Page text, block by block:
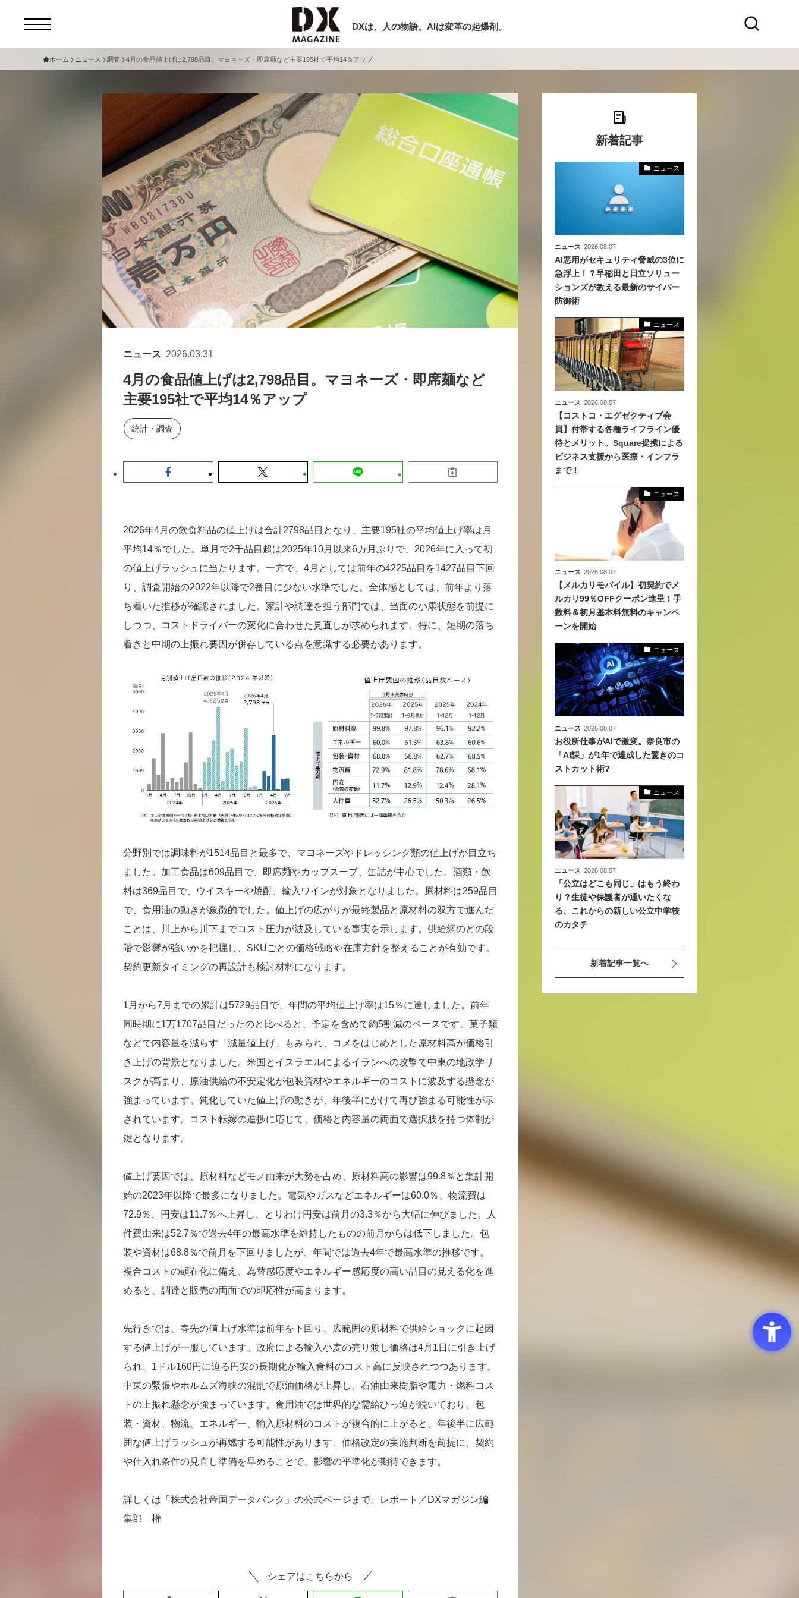
DXは、人の物語。AIは変革の起爆剤。
セミナー ニュース
サービスメニュー 日本オムニチャネル協会
サイトマップ
お問い合わせ
個人情報保護法について
運営会社
現在開催予定のセミナー
セミナー
DX「SouSou」に学ぶ資金調達・巻き込
みのリアル～
2026-06-10
セミナー
【9/30開催】AIで何でもできる時代に、
なぜ「DX人財」というキャリアが求めら
れるのか
ホーム ニュース 調査 4月の食品値上げは2,798品目。マヨネーズ・即席麺など主要195社で平均14％アップ
ニュース 2026.03.31
4月の食品値上げは2,798品目。マヨネーズ・即席麺など
主要195社で平均14％アップ
統計・調査
2026年4月の飲食料品の値上げは合計2798品目となり、主要195社の平均値上げ率は月
平均14％でした。単月で2千品目超は2025年10月以来6カ月ぶりで、2026年に入って初
の値上げラッシュに当たります。一方で、4月としては前年の4225品目を1427品目下回
り、調査開始の2022年以降で2番目に少ない水準でした。全体感としては、前年より落
ち着いた推移が確認されました。家計や調達を担う部門では、当面の小康状態を前提に
しつつ、コストドライバーの変化に合わせた見直しが求められます。特に、短期の落ち
着きと中期の上振れ要因が併存している点を意識する必要があります。
分野別では調味料が1514品目と最多で、マヨネーズやドレッシング類の値上げが目立ち
ました。加工食品は609品目で、即席麺やカップスープ、缶詰が中心でした。酒類・飲
料は369品目で、ウイスキーや焼酎、輸入ワインが対象となりました。原材料は259品目
で、食用油の動きが象徴的でした。値上げの広がりが最終製品と原材料の双方で進んだ
ことは、川上から川下までコスト圧力が波及している事実を示します。供給網のどの段
階で影響が強いかを把握し、SKUごとの価格戦略や在庫方針を整えることが有効です。
契約更新タイミングの再設計も検討材料になります。
1月から7月までの累計は5729品目で、年間の平均値上げ率は15％に達しました。前年
同時期に1万1707品目だったのと比べると、予定を含めて約5割減のペースです。菓子類
などで内容量を減らす「減量値上げ」もみられ、コメをはじめとした原材料高が価格引
き上げの背景となりました。米国とイスラエルによるイランへの攻撃で中東の地政学リ
スクが高まり、原油供給の不安定化が包装資材やエネルギーのコストに波及する懸念が
強まっています。鈍化していた値上げの動きが、年後半にかけて再び強まる可能性が示
されています。コスト転嫁の進捗に応じて、価格と内容量の両面で選択肢を持つ体制が
鍵となります。
値上げ要因では、原材料などモノ由来が大勢を占め、原材料高の影響は99.8％と集計開
始の2023年以降で最多になりました。電気やガスなどエネルギーは60.0％、物流費は
72.9％、円安は11.7％へ上昇し、とりわけ円安は前月の3.3％から大幅に伸びました。人
件費由来は52.7％で過去4年の最高水準を維持したものの前月からは低下しました。包
装や資材は68.8％で前月を下回りましたが、年間では過去4年で最高水準の推移です。
複合コストの顕在化に備え、為替感応度やエネルギー感応度の高い品目の見える化を進
めると、調達と販売の両面での即応性が高まります。
先行きでは、春先の値上げ水準は前年を下回り、広範囲の原材料で供給ショックに起因
する値上げが一服しています。政府による輸入小麦の売り渡し価格は4月1日に引き上げ
られ、1ドル160円に迫る円安の長期化が輸入食料のコスト高に反映されつつあります。
中東の緊張やホルムズ海峡の混乱で原油価格が上昇し、石油由来樹脂や電力・燃料コス
トの上振れ懸念が強まっています。食用油では世界的な需給ひっ迫が続いており、包
装・資材、物流、エネルギー、輸入原材料のコストが複合的に上がると、年後半に広範
囲な値上げラッシュが再燃する可能性があります。価格改定の実施判断を前提に、契約
や仕入れ条件の見直し準備を早めることで、影響の平準化が期待できます。
詳しくは「株式会社帝国データバンク」の公式ページまで。レポート／DXマガジン編
集部 權
シェアはこちらから
新着記事
ニュース
ニュース 2026.08.07
AI悪用がセキュリティ脅威の3位に
急浮上！？早稲田と日立ソリュー
ションズが教える最新のサイバー
防御術
ニュース
ニュース 2026.08.07
【コストコ・エグゼクティブ会
員】付帯する各種ライフライン優
待とメリット。Square提携による
ビジネス支援から医療・インフラ
まで！
ニュース
ニュース 2026.08.07
【メルカリモバイル】初契約でメ
ルカリ99％OFFクーポン進呈！手
数料＆初月基本料無料のキャンペ
ーンを開始
ニュース
ニュース 2026.08.07
お役所仕事がAIで激変。奈良市の
「AI課」が1年で達成した驚きのコ
ストカット術?
ニュース
ニュース 2026.08.07
「公立はどこも同じ」はもう終わ
り？生徒や保護者が通いたくな
る、これからの新しい公立中学校
のカタチ
新着記事一覧へ